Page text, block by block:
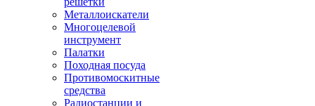
Металлоискатели
Многоцелевой
инструмент
Палатки
Походная посуда
Противомоскитные
средства
Радиостанции и